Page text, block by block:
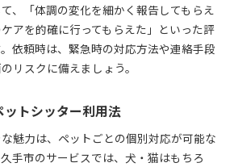
、「体調の変化を細かく報告してもらえ
アを的確に行ってもらえた」といった評
依頼時は、緊急時の対応方法や連絡手段
リスクに備えましょう。
トシッター利用法
魅力は、ペットごとの個別対応が可能な
手市のサービスでは、犬・猫はもちろ